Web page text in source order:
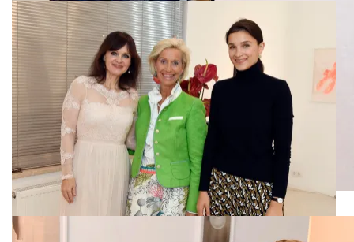
Sabine Schön-Stodden
Dr. Sonja Lechner, Kristina Tröger, Felicitas Vogdt